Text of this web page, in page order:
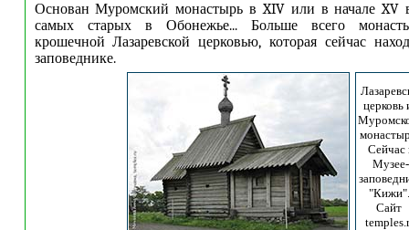
Основан Муромский монастырь в XIV или в начале XV
самых старых в Обонежье... Больше всего
крошечной Лазаревской церковью, которая сейчас
заповеднике.
церковь
Сейчас
Музее-
Сайт